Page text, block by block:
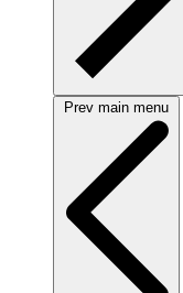
Prev main menu